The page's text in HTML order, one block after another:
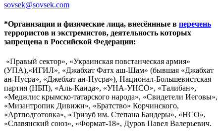
sovsek@sovsek.com
*Организации и физические лица, внесённные в перечень
террористов и экстремистов, деятельность которых
запрещена в Российской Федерации:
«Правый сектор», «Украинская повстанческая армия»
(УПА),«ИГИЛ», «Джабхат Фатх аш-Шам» (бывшая «Джабхат
ан-Нусра», «Джебхат ан-Нусра»), Национал-Большевистская
партия (НБП), «Аль-Каида», «УНА-УНСО», «Талибан»,
«Меджлис крымско-татарского народа», «Свидетели Иеговы»,
«Мизантропик Дивижн», «Братство» Корчинского,
«Артподготовка», «Тризуб им. Степана Бандеры», «НСО»,
«Славянский союз», «Формат-18», Дуров Павел Валерьевич.